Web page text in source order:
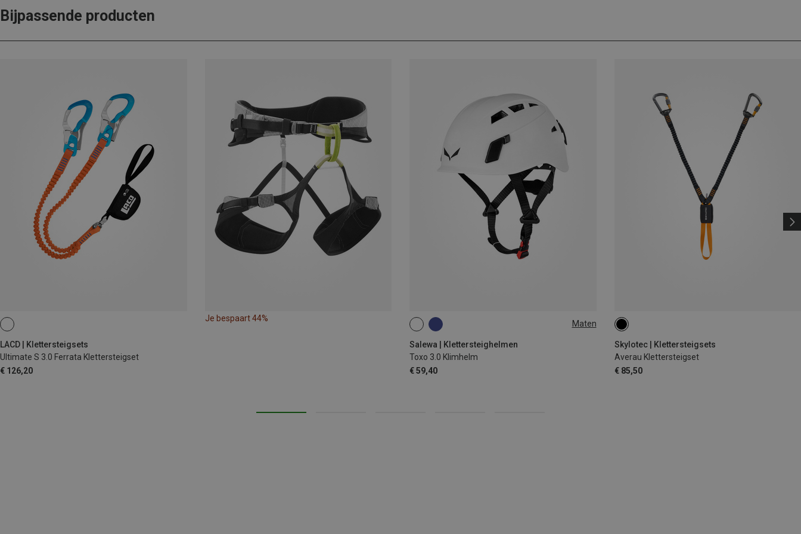
Bijpassende producten
LACD | Klettersteigsets
Ultimate S 3.0 Ferrata Klettersteigset
€ 126,20
Je bespaart 44%
Maten
Salewa | Klettersteighelmen
Toxo 3.0 Klimhelm
€ 59,40
53-61CM
Skylotec | Klettersteigsets
Averau Klettersteigset
€ 85,50